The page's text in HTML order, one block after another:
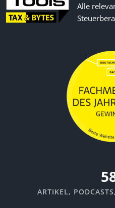
Alle
ARTIKEL,